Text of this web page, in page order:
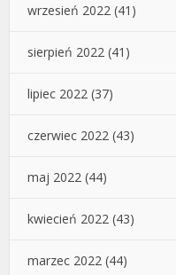
wrzesień 2022 (41)
sierpień 2022 (41)
lipiec 2022 (37)
czerwiec 2022 (43)
maj 2022 (44)
kwiecień 2022 (43)
marzec 2022 (44)